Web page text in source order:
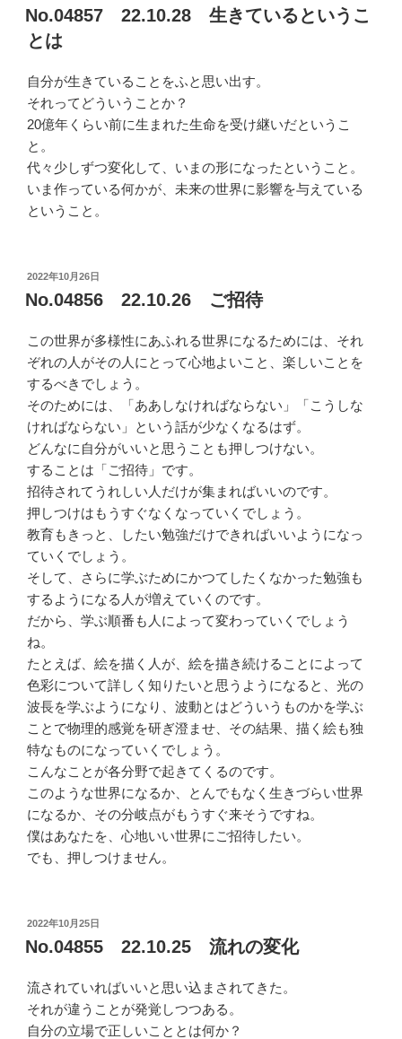
稿
日:
No.04857 22.10.28 生きているというこ
とは
自分が生きていることをふと思い出す。
それってどういうことか？
20億年くらい前に生まれた生命を受け継いだというこ
と。
代々少しずつ変化して、いまの形になったということ。
いま作っている何かが、未来の世界に影響を与えている
ということ。
投
稿
日:
2022年10月26日
No.04856 22.10.26 ご招待
この世界が多様性にあふれる世界になるためには、それ
ぞれの人がその人にとって心地よいこと、楽しいことを
するべきでしょう。
そのためには、「ああしなければならない」「こうしな
ければならない」という話が少なくなるはず。
どんなに自分がいいと思うことも押しつけない。
することは「ご招待」です。
招待されてうれしい人だけが集まればいいのです。
押しつけはもうすぐなくなっていくでしょう。
教育もきっと、したい勉強だけできればいいようになっ
ていくでしょう。
そして、さらに学ぶためにかつてしたくなかった勉強も
するようになる人が増えていくのです。
だから、学ぶ順番も人によって変わっていくでしょう
ね。
たとえば、絵を描く人が、絵を描き続けることによって
色彩について詳しく知りたいと思うようになると、光の
波長を学ぶようになり、波動とはどういうものかを学ぶ
ことで物理的感覚を研ぎ澄ませ、その結果、描く絵も独
特なものになっていくでしょう。
こんなことが各分野で起きてくるのです。
このような世界になるか、とんでもなく生きづらい世界
になるか、その分岐点がもうすぐ来そうですね。
僕はあなたを、心地いい世界にご招待したい。
でも、押しつけません。
投
稿
日:
2022年10月25日
No.04855 22.10.25 流れの変化
流されていればいいと思い込まされてきた。
それが違うことが発覚しつつある。
自分の立場で正しいこととは何か？